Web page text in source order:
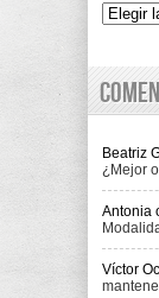
Indice
Beatriz
¿Mejor
Antonia
Víctor